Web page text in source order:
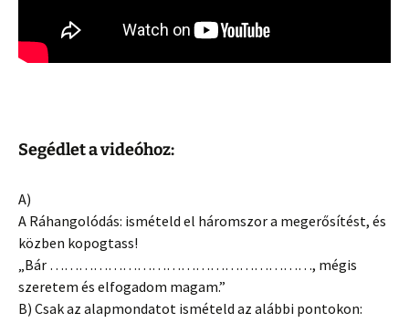
Segédlet a videóhoz:
A)
A Ráhangolódás: ismételd el háromszor a megerősítést, és
közben kopogtass!
„Bár ………………………………………………, mégis
szeretem és elfogadom magam.”
B) Csak az alapmondatot ismételd az alábbi pontokon: